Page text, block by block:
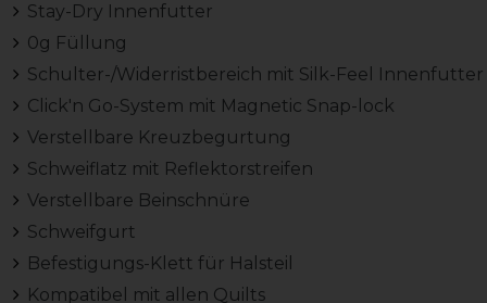
Stay-Dry Innenfutter
0g Füllung
Schulter-/Widerristbereich mit Silk-Feel Innenfutter
Click'n Go-System mit Magnetic Snap-lock
Verstellbare Kreuzbegurtung
Schweiflatz mit Reflektorstreifen
Verstellbare Beinschnüre
Schweifgurt
Befestigungs-Klett für Halsteil
Kompatibel mit allen Quilts